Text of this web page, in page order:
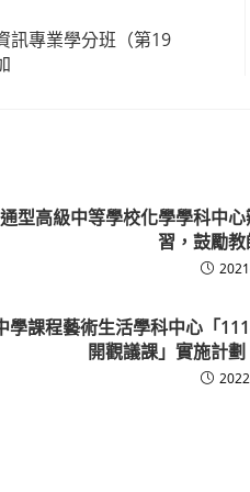
訊專業學分班（第19
型高級中等學校化學學科中
習，鼓勵
學課程藝術生活學科中心「
開觀議課」實施計